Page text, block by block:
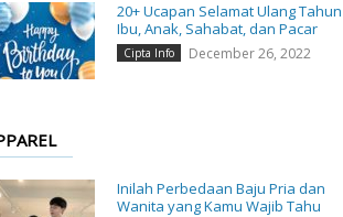
20+ Ucapan Selamat Ulang Tahun
Ibu, Anak, Sahabat, dan Pacar
Cipta Info December 26, 2022
Inilah Perbedaan Baju Pria dan
Wanita yang Kamu Wajib Tahu